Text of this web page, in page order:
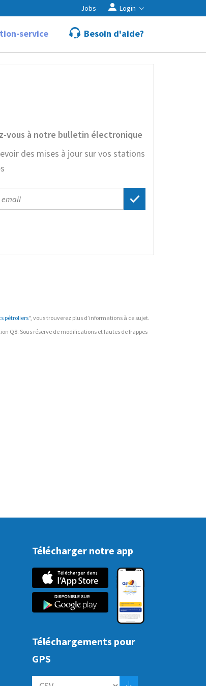
Jobs Login
service Besoin d'aide?
vous à notre bulletin électronique
des mises à jour sur vos stations
pétroliers", vous trouverez plus d’informations à ce sujet.
Q8. Sous réserve de modifications et fautes de frappes
Télécharger notre app
Téléchargements pour
GPS